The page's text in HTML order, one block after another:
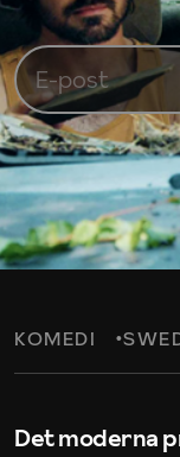
KOMEDI
Det moderna